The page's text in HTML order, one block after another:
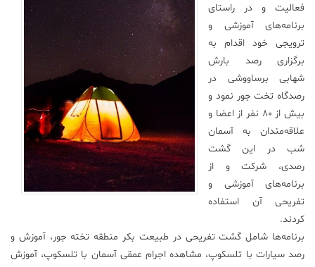
محیط
زیست
علم
و
فناوری
عکس
پادکست
مجله
فرهنگی
فعالیت و در راستای
برنامه‌های آموزشی و
ترویجی خود اقدام به
برگزاری رصد بارش
شهابی برساووشی در
رصدگاه تخت جور نمود و
بیش از ۸۰ نفر از اعضا و
علاقه‌مندان به آسمان
شب در این گشت
رصدی، شرکت و از
برنامه‌های آموزشی و
تفریحی آن استفاده
کردند.
برنامه‌ها شامل گشت تفریحی در طبیعت بکر منطقه تخته جور، آموزش و
رصد سیارات با تلسکوپ، مشاهده اجرام عمقی آسمان با تلسکوپ، آموزش